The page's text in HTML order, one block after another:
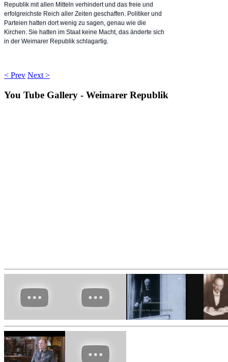
Republik mit allen Mitteln verhindert und das freie und
erfolgreichste Reich aller Zeiten geschaffen. Politiker und
Parteien hatten dort wenig zu sagen, genau wie die
Kirchen. Sie hatten im Staat keine Macht, das änderte sich
in der Weimarer Republik schlagartig.
< Prev Next >
You Tube Gallery - Weimarer Republik